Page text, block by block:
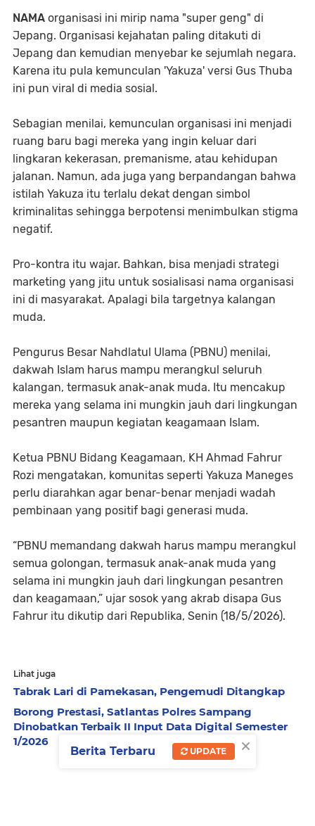
NAMA organisasi ini mirip nama "super geng" di
Jepang. Organisasi kejahatan paling ditakuti di
Jepang dan kemudian menyebar ke sejumlah negara.
Karena itu pula kemunculan 'Yakuza' versi Gus Thuba
ini pun viral di media sosial.
Sebagian menilai, kemunculan organisasi ini menjadi
ruang baru bagi mereka yang ingin keluar dari
lingkaran kekerasan, premanisme, atau kehidupan
jalanan. Namun, ada juga yang berpandangan bahwa
istilah Yakuza itu terlalu dekat dengan simbol
kriminalitas sehingga berpotensi menimbulkan stigma
negatif.
Pro-kontra itu wajar. Bahkan, bisa menjadi strategi
marketing yang jitu untuk sosialisasi nama organisasi
ini di masyarakat. Apalagi bila targetnya kalangan
muda.
Pengurus Besar Nahdlatul Ulama (PBNU) menilai,
dakwah Islam harus mampu merangkul seluruh
kalangan, termasuk anak-anak muda. Itu mencakup
mereka yang selama ini mungkin jauh dari lingkungan
pesantren maupun kegiatan keagamaan Islam.
Ketua PBNU Bidang Keagamaan, KH Ahmad Fahrur
Rozi mengatakan, komunitas seperti Yakuza Maneges
perlu diarahkan agar benar-benar menjadi wadah
pembinaan yang positif bagi generasi muda.
“PBNU memandang dakwah harus mampu merangkul
semua golongan, termasuk anak-anak muda yang
selama ini mungkin jauh dari lingkungan pesantren
dan keagamaan,” ujar sosok yang akrab disapa Gus
Fahrur itu dikutip dari Republika, Senin (18/5/2026).
Lihat juga
Tabrak Lari di Pamekasan, Pengemudi Ditangkap
Borong Prestasi, Satlantas Polres Sampang
Dinobatkan Terbaik II Input Data Digital Semester
1/2026
×
Berita Terbaru UPDATE